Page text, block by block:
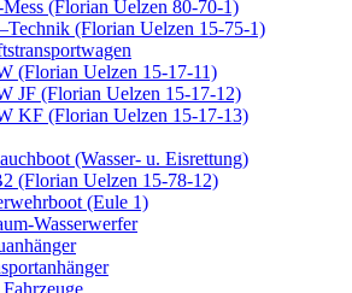
(Florian Uelzen 80-70-1)
(Florian Uelzen 15-75-1)
(Florian Uelzen 15-17-11)
JF (Florian Uelzen 15-17-12)
KF (Florian Uelzen 15-17-13)
(Wasser- u. Eisrettung)
(Florian Uelzen 15-78-12)
(Eule 1)
Wasserwerfer